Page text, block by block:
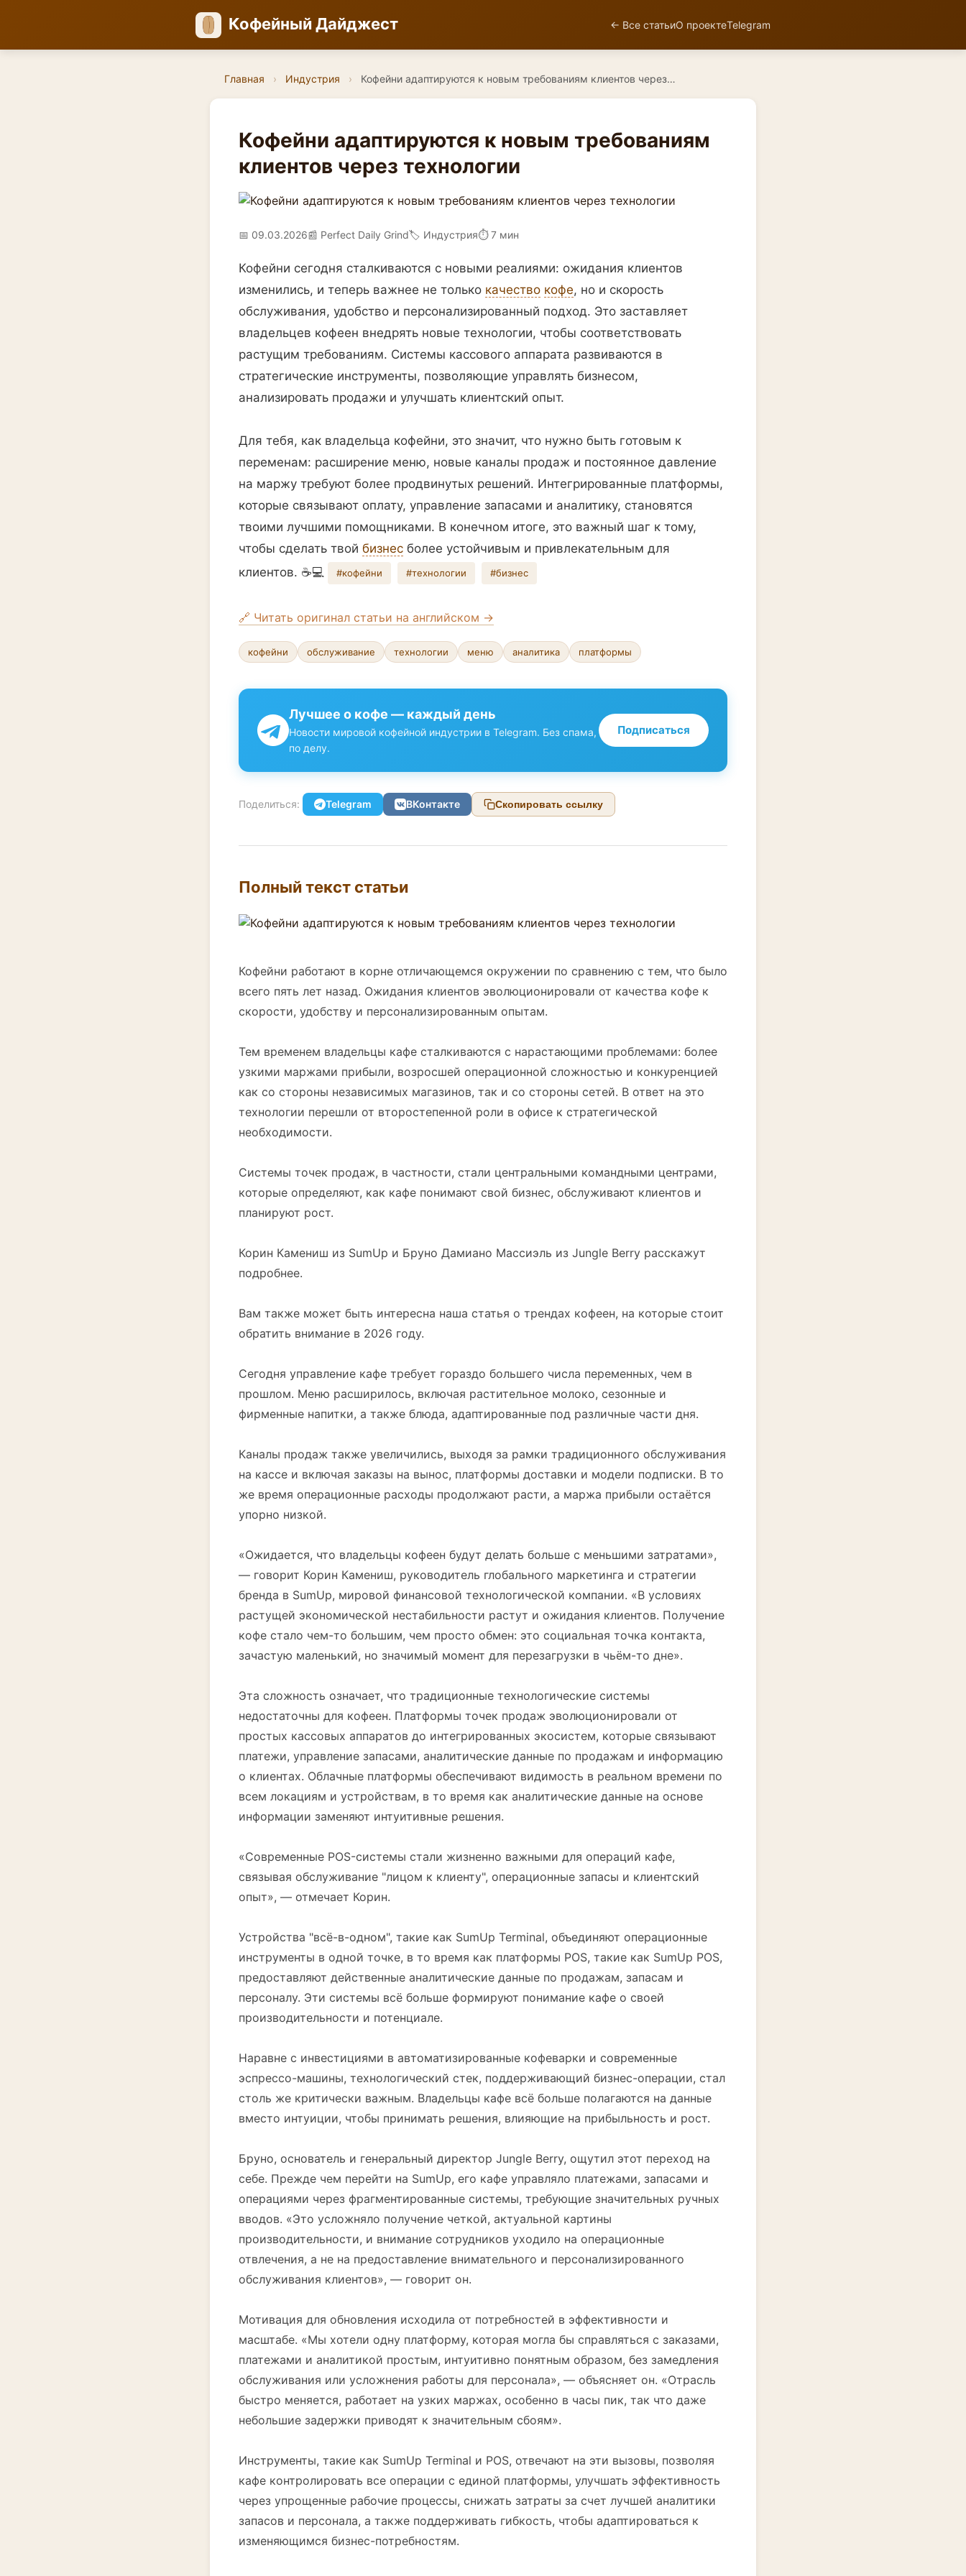
Кофейный Дайджест ← Все статьиО проектеTelegram
Главная › Индустрия › Кофейни адаптируются к новым требованиям клиентов через…
Кофейни адаптируются к новым требованиям
клиентов через технологии
📅 09.03.2026📰 Perfect Daily Grind🏷️ Индустрия⏱ 7 мин
Кофейни сегодня сталкиваются с новыми реалиями: ожидания клиентов
изменились, и теперь важнее не только качество кофе, но и скорость
обслуживания, удобство и персонализированный подход. Это заставляет
владельцев кофеен внедрять новые технологии, чтобы соответствовать
растущим требованиям. Системы кассового аппарата развиваются в
стратегические инструменты, позволяющие управлять бизнесом,
анализировать продажи и улучшать клиентский опыт.
Для тебя, как владельца кофейни, это значит, что нужно быть готовым к
переменам: расширение меню, новые каналы продаж и постоянное давление
на маржу требуют более продвинутых решений. Интегрированные платформы,
которые связывают оплату, управление запасами и аналитику, становятся
твоими лучшими помощниками. В конечном итоге, это важный шаг к тому,
чтобы сделать твой бизнес более устойчивым и привлекательным для
клиентов. ☕️💻
#кофейни #технологии #бизнес
🔗 Читать оригинал статьи на английском →
кофейни обслуживание технологии меню аналитика платформы
Лучшее о кофе — каждый день
Новости мировой кофейной индустрии в Telegram. Без спама,
по делу.
Подписаться
Поделиться: Telegram ВКонтакте Скопировать ссылку
Полный текст статьи
Кофейни работают в корне отличающемся окружении по сравнению с тем, что было
всего пять лет назад. Ожидания клиентов эволюционировали от качества кофе к
скорости, удобству и персонализированным опытам.
Тем временем владельцы кафе сталкиваются с нарастающими проблемами: более
узкими маржами прибыли, возросшей операционной сложностью и конкуренцией
как со стороны независимых магазинов, так и со стороны сетей. В ответ на это
технологии перешли от второстепенной роли в офисе к стратегической
необходимости.
Системы точек продаж, в частности, стали центральными командными центрами,
которые определяют, как кафе понимают свой бизнес, обслуживают клиентов и
планируют рост.
Корин Камениш из SumUp и Бруно Дамиано Массиэль из Jungle Berry расскажут
подробнее.
Вам также может быть интересна наша статья о трендах кофеен, на которые стоит
обратить внимание в 2026 году.
Сегодня управление кафе требует гораздо большего числа переменных, чем в
прошлом. Меню расширилось, включая растительное молоко, сезонные и
фирменные напитки, а также блюда, адаптированные под различные части дня.
Каналы продаж также увеличились, выходя за рамки традиционного обслуживания
на кассе и включая заказы на вынос, платформы доставки и модели подписки. В то
же время операционные расходы продолжают расти, а маржа прибыли остаётся
упорно низкой.
«Ожидается, что владельцы кофеен будут делать больше с меньшими затратами»,
— говорит Корин Камениш, руководитель глобального маркетинга и стратегии
бренда в SumUp, мировой финансовой технологической компании. «В условиях
растущей экономической нестабильности растут и ожидания клиентов. Получение
кофе стало чем-то большим, чем просто обмен: это социальная точка контакта,
зачастую маленький, но значимый момент для перезагрузки в чьём-то дне».
Эта сложность означает, что традиционные технологические системы
недостаточны для кофеен. Платформы точек продаж эволюционировали от
простых кассовых аппаратов до интегрированных экосистем, которые связывают
платежи, управление запасами, аналитические данные по продажам и информацию
о клиентах. Облачные платформы обеспечивают видимость в реальном времени по
всем локациям и устройствам, в то время как аналитические данные на основе
информации заменяют интуитивные решения.
«Современные POS-системы стали жизненно важными для операций кафе,
связывая обслуживание "лицом к клиенту", операционные запасы и клиентский
опыт», — отмечает Корин.
Устройства "всё-в-одном", такие как SumUp Terminal, объединяют операционные
инструменты в одной точке, в то время как платформы POS, такие как SumUp POS,
предоставляют действенные аналитические данные по продажам, запасам и
персоналу. Эти системы всё больше формируют понимание кафе о своей
производительности и потенциале.
Наравне с инвестициями в автоматизированные кофеварки и современные
эспрессо-машины, технологический стек, поддерживающий бизнес-операции, стал
столь же критически важным. Владельцы кафе всё больше полагаются на данные
вместо интуиции, чтобы принимать решения, влияющие на прибыльность и рост.
Бруно, основатель и генеральный директор Jungle Berry, ощутил этот переход на
себе. Прежде чем перейти на SumUp, его кафе управляло платежами, запасами и
операциями через фрагментированные системы, требующие значительных ручных
вводов. «Это усложняло получение четкой, актуальной картины
производительности, и внимание сотрудников уходило на операционные
отвлечения, а не на предоставление внимательного и персонализированного
обслуживания клиентов», — говорит он.
Мотивация для обновления исходила от потребностей в эффективности и
масштабе. «Мы хотели одну платформу, которая могла бы справляться с заказами,
платежами и аналитикой простым, интуитивно понятным образом, без замедления
обслуживания или усложнения работы для персонала», — объясняет он. «Отрасль
быстро меняется, работает на узких маржах, особенно в часы пик, так что даже
небольшие задержки приводят к значительным сбоям».
Инструменты, такие как SumUp Terminal и POS, отвечают на эти вызовы, позволяя
кафе контролировать все операции с единой платформы, улучшать эффективность
через упрощенные рабочие процессы, снижать затраты за счет лучшей аналитики
запасов и персонала, а также поддерживать гибкость, чтобы адаптироваться к
изменяющимся бизнес-потребностям.